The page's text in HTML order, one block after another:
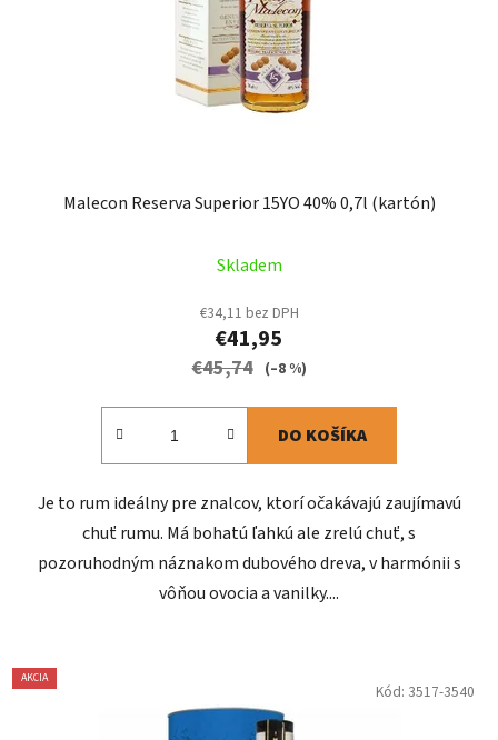
Malecon Reserva Superior 15YO 40% 0,7l (kartón)
Skladem
€34,11 bez DPH
€41,95
€45,74 (–8 %)
DO KOŠÍKA
Je to rum ideálny pre znalcov, ktorí očakávajú zaujímavú
chuť rumu. Má bohatú ľahkú ale zrelú chuť, s
pozoruhodným náznakom dubového dreva, v harmónii s
vôňou ovocia a vanilky....
AKCIA
Kód: 3517-3540